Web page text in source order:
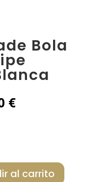
Bola
€El
al carrito